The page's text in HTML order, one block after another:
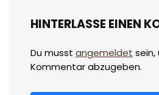
HINTERLASSE EINEN
Du musst angemeldet sein,
Kommentar abzugeben.